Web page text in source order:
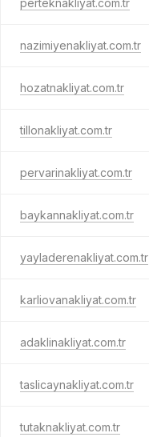
perteknakliyat.com.tr
nazimiyenakliyat.com.tr
hozatnakliyat.com.tr
tillonakliyat.com.tr
pervarinakliyat.com.tr
baykannakliyat.com.tr
yayladerenakliyat.com.tr
karliovanakliyat.com.tr
adaklinakliyat.com.tr
taslicaynakliyat.com.tr
tutaknakliyat.com.tr